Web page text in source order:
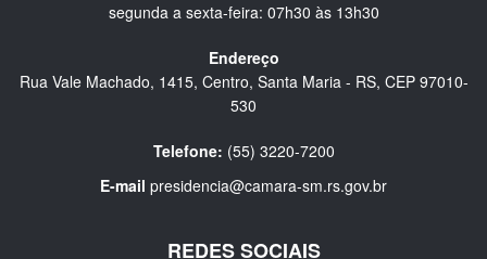
segunda a sexta-feira: 07h30 às 13h30
Endereço
Rua Vale Machado, 1415, Centro, Santa Maria - RS, CEP 97010-
530
Telefone: (55) 3220-7200
E-mail presidencia@camara-sm.rs.gov.br
REDES SOCIAIS